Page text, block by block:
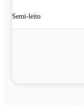
Semi-leito